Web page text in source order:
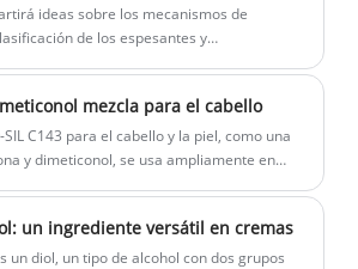
de recubrimientos mejore el
los costos.
ideas sobre los mecanismos de
de los espesantes y
de formulaciones.
mezcla para el cabello
C143 para el cabello y la piel, como una
y dimeticonol, se usa ampliamente en
un ingrediente versátil en cremas
un diol, un tipo de alcohol con dos grupos